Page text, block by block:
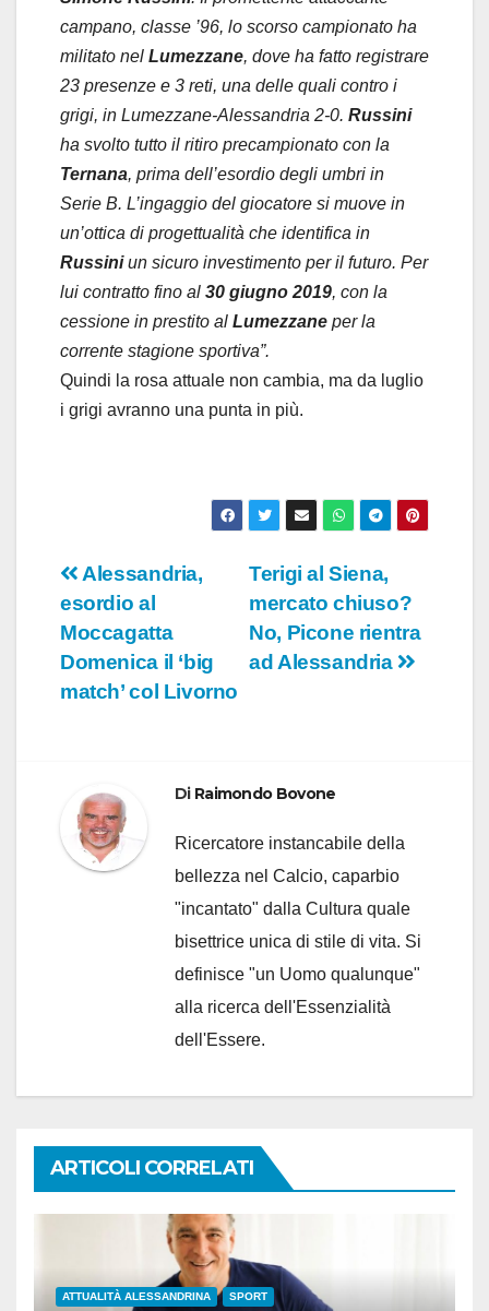
campano, classe ’96, lo scorso campionato ha
militato nel Lumezzane, dove ha fatto registrare
23 presenze e 3 reti, una delle quali contro i
grigi, in Lumezzane-Alessandria 2-0. Russini
ha svolto tutto il ritiro precampionato con la
Ternana, prima dell’esordio degli umbri in
Serie B. L’ingaggio del giocatore si muove in
un’ottica di progettualità che identifica in
Russiniun sicuro investimento per il futuro. Per
lui contratto fino al 30 giugno 2019, con la
cessione in prestito al Lumezzane per la
corrente stagione sportiva”.
Quindi la rosa attuale non cambia, ma da luglio
i grigi avranno una punta in più.
Navigazione
articoli
Terigi al Siena,
mercato chiuso?
No, Picone rientra
ad Alessandria
Alessandria,
esordio al
Moccagatta
Domenica il ‘big
match’ col Livorno
Di Raimondo Bovone
Ricercatore instancabile della
bellezza nel Calcio, caparbio
"incantato" dalla Cultura quale
bisettrice unica di stile di vita. Si
definisce "un Uomo qualunque"
alla ricerca dell'Essenzialità
dell'Essere.
ARTICOLI CORRELATI
ATTUALITÀ ALESSANDRINA SPORT